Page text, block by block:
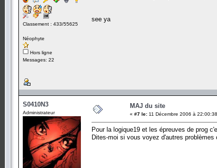
Classement : 433/55625
Néophyte
Hors ligne
Messages: 22
see ya
S0410N3
Administrateur
MAJ du site
« #7 le: 11 Décembre 2006 à
Pour la logique19 et les épreuves de prog
Dites-moi si vous voyez d'autres problèmes